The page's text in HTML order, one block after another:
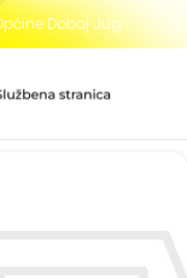
Doboj Jug